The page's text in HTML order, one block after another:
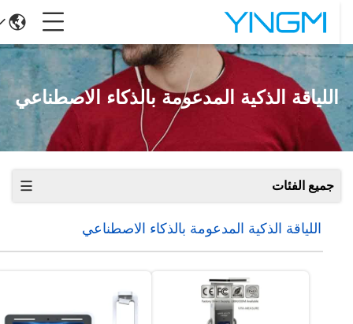
اللياقة الذكية المدعومة بالذكاء الاصطناعي
جميع الفئات
اللياقة الذكية المدعومة بالذكاء الاصطناعي